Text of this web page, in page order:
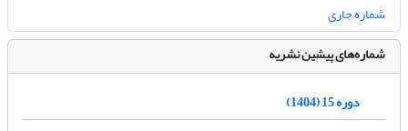
شماره جاری
شماره‌های پیشین نشریه
دوره 15 (1404)